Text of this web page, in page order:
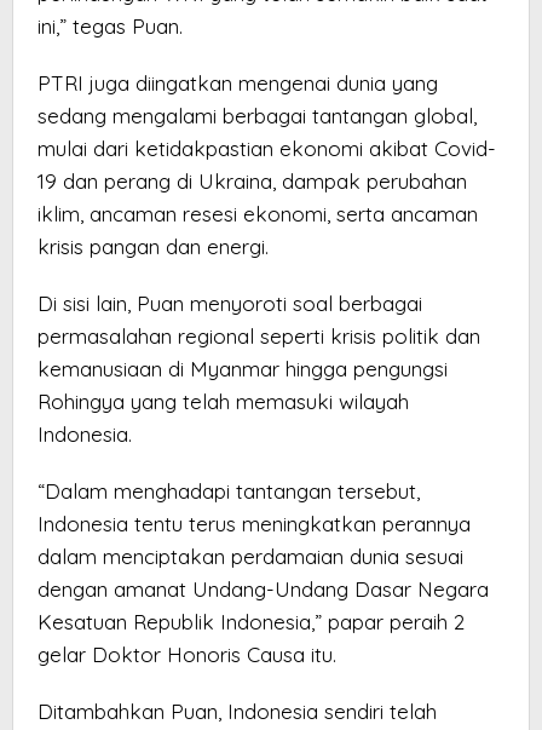
ini,” tegas Puan.
PTRI juga diingatkan mengenai dunia yang
sedang mengalami berbagai tantangan global,
mulai dari ketidakpastian ekonomi akibat Covid-
19 dan perang di Ukraina, dampak perubahan
iklim, ancaman resesi ekonomi, serta ancaman
krisis pangan dan energi.
Di sisi lain, Puan menyoroti soal berbagai
permasalahan regional seperti krisis politik dan
kemanusiaan di Myanmar hingga pengungsi
Rohingya yang telah memasuki wilayah
Indonesia.
“Dalam menghadapi tantangan tersebut,
Indonesia tentu terus meningkatkan perannya
dalam menciptakan perdamaian dunia sesuai
dengan amanat Undang-Undang Dasar Negara
Kesatuan Republik Indonesia,” papar peraih 2
gelar Doktor Honoris Causa itu.
Ditambahkan Puan, Indonesia sendiri telah